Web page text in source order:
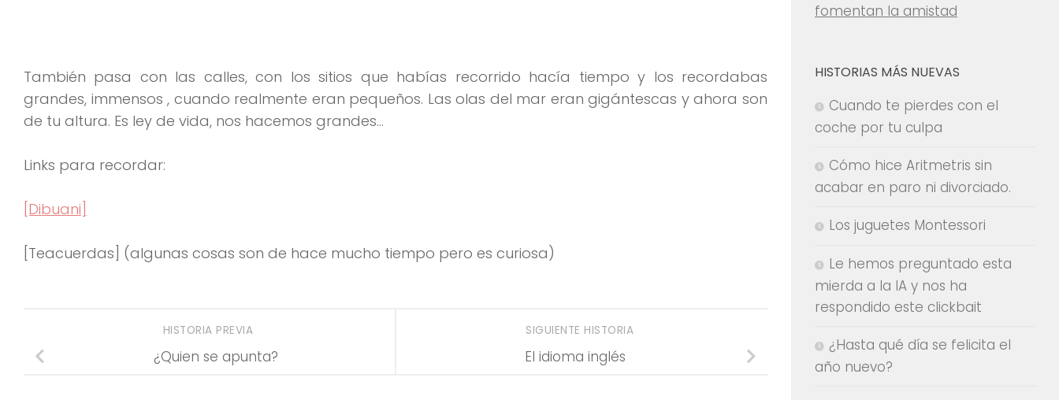
También pasa con las calles, con los sitios que habías recorrido hacía tiempo y los recordabas
grandes, immensos , cuando realmente eran pequeños. Las olas del mar eran gigántescas y ahora son
de tu altura. Es ley de vida, nos hacemos grandes…
Links para recordar:
[Dibuani]
[Teacuerdas] (algunas cosas son de hace mucho tiempo pero es curiosa)
SIGUIENTE HISTORIA
El idioma inglés
HISTORIA PREVIA
¿Quien se apunta?
fomentan la amistad
HISTORIAS MÁS NUEVAS
Cuando te pierdes con el
coche por tu culpa
Cómo hice Aritmetris sin
acabar en paro ni divorciado.
Los juguetes Montessori
Le hemos preguntado esta
mierda a la IA y nos ha
respondido este clickbait
¿Hasta qué día se felicita el
año nuevo?